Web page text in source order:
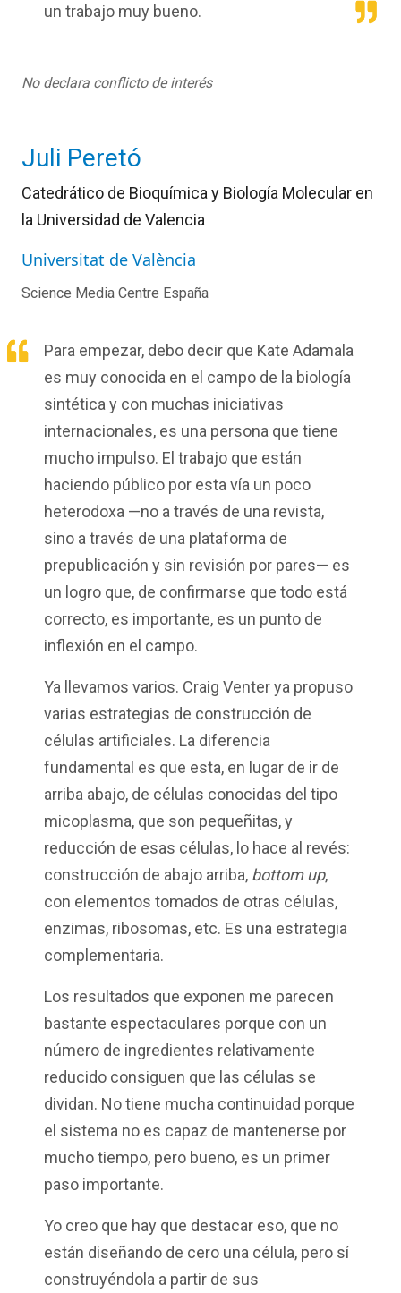
un trabajo muy bueno.
No declara conflicto de interés
Juli Peretó
Catedrático de Bioquímica y Biología Molecular en
la Universidad de Valencia
Universitat de València
Science Media Centre España
Para empezar, debo decir que Kate Adamala
es muy conocida en el campo de la biología
sintética y con muchas iniciativas
internacionales, es una persona que tiene
mucho impulso. El trabajo que están
haciendo público por esta vía un poco
heterodoxa —no a través de una revista,
sino a través de una plataforma de
prepublicación y sin revisión por pares— es
un logro que, de confirmarse que todo está
correcto, es importante, es un punto de
inflexión en el campo.
Ya llevamos varios. Craig Venter ya propuso
varias estrategias de construcción de
células artificiales. La diferencia
fundamental es que esta, en lugar de ir de
arriba abajo, de células conocidas del tipo
micoplasma, que son pequeñitas, y
reducción de esas células, lo hace al revés:
construcción de abajo arriba, bottom up,
con elementos tomados de otras células,
enzimas, ribosomas, etc. Es una estrategia
complementaria.
Los resultados que exponen me parecen
bastante espectaculares porque con un
número de ingredientes relativamente
reducido consiguen que las células se
dividan. No tiene mucha continuidad porque
el sistema no es capaz de mantenerse por
mucho tiempo, pero bueno, es un primer
paso importante.
Yo creo que hay que destacar eso, que no
están diseñando de cero una célula, pero sí
construyéndola a partir de sus